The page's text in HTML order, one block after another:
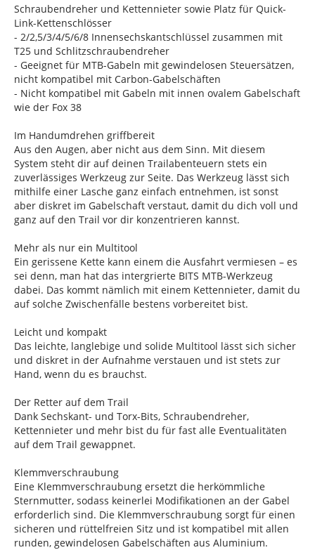
Schraubendreher und Kettennieter sowie Platz für Quick-
Link-Kettenschlösser
- 2/2,5/3/4/5/6/8 Innensechskantschlüssel zusammen mit
T25 und Schlitzschraubendreher
- Geeignet für MTB-Gabeln mit gewindelosen Steuersätzen,
nicht kompatibel mit Carbon-Gabelschäften
- Nicht kompatibel mit Gabeln mit innen ovalem Gabelschaft
wie der Fox 38
Im Handumdrehen griffbereit
Aus den Augen, aber nicht aus dem Sinn. Mit diesem
System steht dir auf deinen Trailabenteuern stets ein
zuverlässiges Werkzeug zur Seite. Das Werkzeug lässt sich
mithilfe einer Lasche ganz einfach entnehmen, ist sonst
aber diskret im Gabelschaft verstaut, damit du dich voll und
ganz auf den Trail vor dir konzentrieren kannst.
Mehr als nur ein Multitool
Ein gerissene Kette kann einem die Ausfahrt vermiesen – es
sei denn, man hat das intergrierte BITS MTB-Werkzeug
dabei. Das kommt nämlich mit einem Kettennieter, damit du
auf solche Zwischenfälle bestens vorbereitet bist.
Leicht und kompakt
Das leichte, langlebige und solide Multitool lässt sich sicher
und diskret in der Aufnahme verstauen und ist stets zur
Hand, wenn du es brauchst.
Der Retter auf dem Trail
Dank Sechskant- und Torx-Bits, Schraubendreher,
Kettennieter und mehr bist du für fast alle Eventualitäten
auf dem Trail gewappnet.
Klemmverschraubung
Eine Klemmverschraubung ersetzt die herkömmliche
Sternmutter, sodass keinerlei Modifikationen an der Gabel
erforderlich sind. Die Klemmverschraubung sorgt für einen
sicheren und rüttelfreien Sitz und ist kompatibel mit allen
runden, gewindelosen Gabelschäften aus Aluminium.